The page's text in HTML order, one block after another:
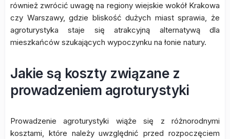
również zwrócić uwagę na regiony wiejskie wokół Krakowa
czy Warszawy, gdzie bliskość dużych miast sprawia, że
agroturystyka staje się atrakcyjną alternatywą dla
mieszkańców szukających wypoczynku na łonie natury.
Jakie są koszty związane z
prowadzeniem agroturystyki
Prowadzenie agroturystyki wiąże się z różnorodnymi
kosztami, które należy uwzględnić przed rozpoczęciem